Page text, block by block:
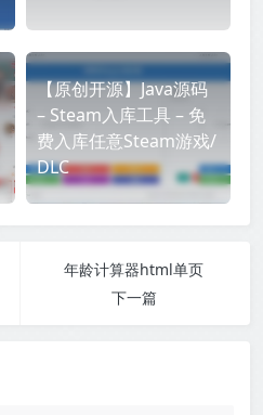
【原创开源】Java源码
– Steam入库工具 – 免
费入库任意Steam游戏/
DLC
年龄计算器html单页
下一篇